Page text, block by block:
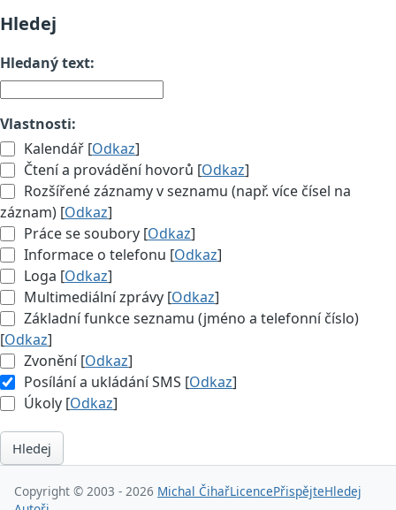
Hledej
Hledaný text:
Vlastnosti:
Kalendář [Odkaz]
Čtení a provádění hovorů [Odkaz]
Rozšířené záznamy v seznamu (např. více čísel na
záznam) [Odkaz]
Práce se soubory [Odkaz]
Informace o telefonu [Odkaz]
Loga [Odkaz]
Multimediální zprávy [Odkaz]
Základní funkce seznamu (jméno a telefonní číslo)
[Odkaz]
Zvonění [Odkaz]
Posílání a ukládání SMS [Odkaz]
Úkoly [Odkaz]
Hledej
Copyright © 2003 - 2026 Michal ČihařLicencePřispějteHledej